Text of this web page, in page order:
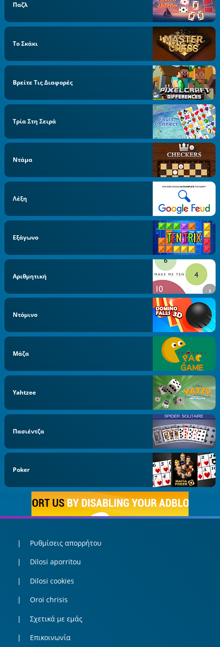
Παζλ
Το Σκάκι
Βρείτε Τις Διαφορές
Τρία Στη Σειρά
Ντάμα
Λέξη
Εξάγωνο
Αριθμητική
Ντόμινο
Μάζα
Yahtzee
Πασιέντζα
Poker
Ρυθμίσεις απορρήτου
Dilosi aporritou
Dilosi cookies
Oroi chrisis
Σχετικά με εμάς
Επικοινωνία